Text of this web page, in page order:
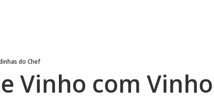
do Chef
Vinho com Vinho